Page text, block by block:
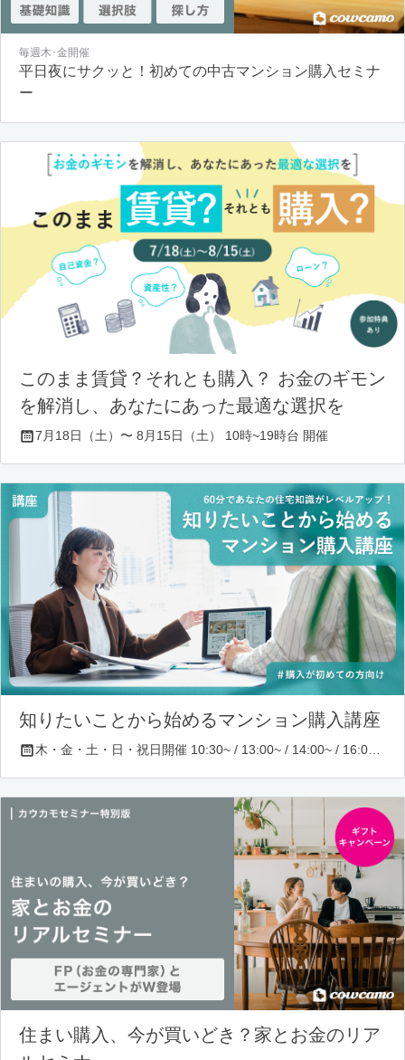
毎週木･金開催
平日夜にサクッと！初めての中古マンション購入セミナ
ー
このまま賃貸？それとも購入？ お金のギモン
を解消し、あなたにあった最適な選択を
7月18日（土）〜 8月15日（土） 10時~19時台 開催
知りたいことから始めるマンション購入講座
木・金・土・日・祝日開催 10:30~ / 13:00~ / 14:00~ / 16:00~ / 17:00~/ 18:30~/ 19:30~
住まい購入、今が買いどき？家とお金のリア